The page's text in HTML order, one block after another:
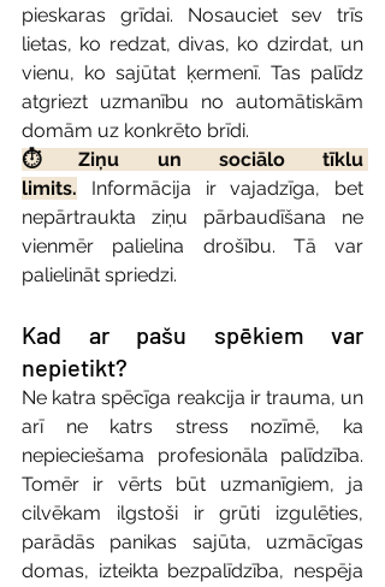
pieskaras grīdai. Nosauciet sev trīs
lietas, ko redzat, divas, ko dzirdat, un
vienu, ko sajūtat ķermenī. Tas palīdz
atgriezt uzmanību no automātiskām
domām uz konkrēto brīdi.
⏱️ Ziņu un sociālo tīklu
limits. Informācija ir vajadzīga, bet
nepārtraukta ziņu pārbaudīšana ne
vienmēr palielina drošību. Tā var
palielināt spriedzi.
Kad ar pašu spēkiem var
nepietikt?
Ne katra spēcīga reakcija ir trauma, un
arī ne katrs stress nozīmē, ka
nepieciešama profesionāla palīdzība.
Tomēr ir vērts būt uzmanīgiem, ja
cilvēkam ilgstoši ir grūti izgulēties,
parādās panikas sajūta, uzmācīgas
domas, izteikta bezpalīdzība, nespēja